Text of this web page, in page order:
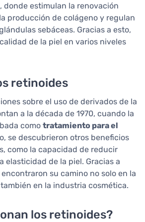
, donde estimulan la renovación
producción de colágeno y regulan
sebáceas. Gracias a esto,
de la piel en varios niveles
retinoides
sobre el uso de derivados de la
a la década de 1970, cuando la
como tratamiento para el
se descubrieron otros beneficios
como la capacidad de reducir
elasticidad de la piel. Gracias a
su camino no solo en la
en la industria cosmética.
los retinoides?